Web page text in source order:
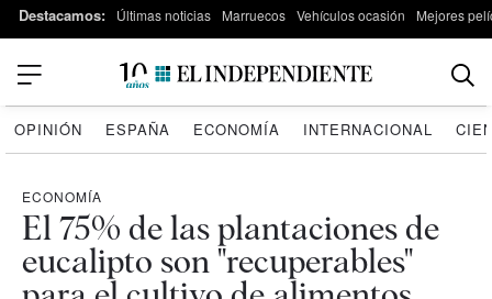
Destacamos: Últimas noticias Marruecos Vehículos ocasión Mejores
OPINIÓN ESPAÑA ECONOMÍA INTERNACIONAL
ECONOMÍA
El 75% de las plantaciones de
eucalipto son "recuperables"